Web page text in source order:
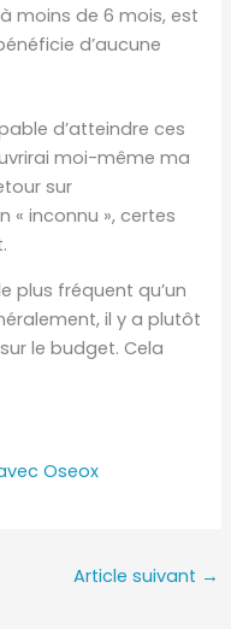
moins de 6 mois, est
d’aucune
d’atteindre ces
moi-même ma
sur
« inconnu », certes
plus fréquent qu’un
il y a plutôt
le budget. Cela
Oseox
Article suivant →